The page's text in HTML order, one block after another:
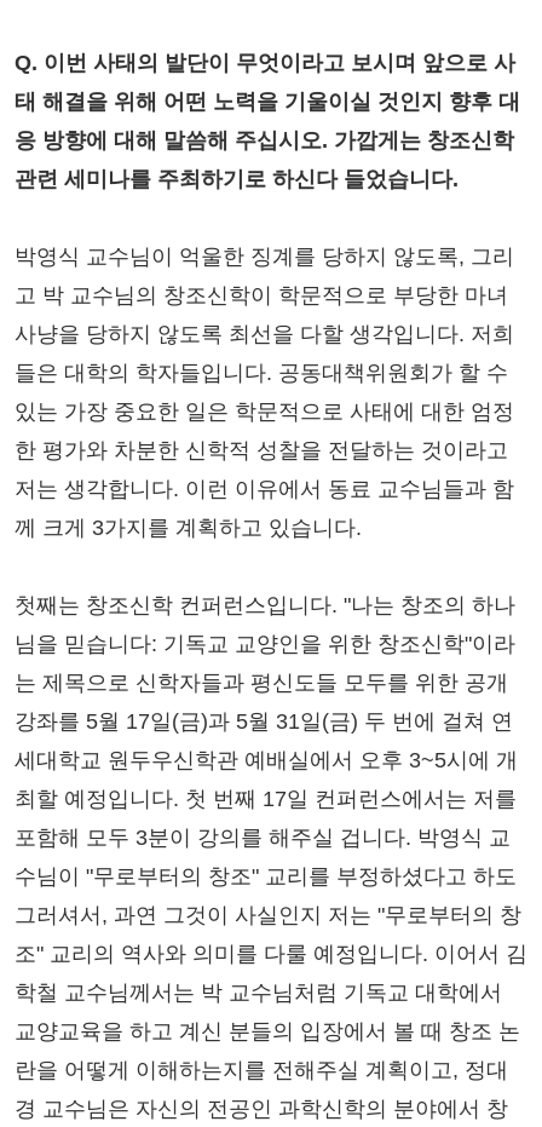
Q. 이번 사태의 발단이 무엇이라고 보시며 앞으로 사
태 해결을 위해 어떤 노력을 기울이실 것인지 향후 대
응 방향에 대해 말씀해 주십시오. 가깝게는 창조신학
관련 세미나를 주최하기로 하신다 들었습니다.
박영식 교수님이 억울한 징계를 당하지 않도록, 그리
고 박 교수님의 창조신학이 학문적으로 부당한 마녀
사냥을 당하지 않도록 최선을 다할 생각입니다. 저희
들은 대학의 학자들입니다. 공동대책위원회가 할 수
있는 가장 중요한 일은 학문적으로 사태에 대한 엄정
한 평가와 차분한 신학적 성찰을 전달하는 것이라고
저는 생각합니다. 이런 이유에서 동료 교수님들과 함
께 크게 3가지를 계획하고 있습니다.
첫째는 창조신학 컨퍼런스입니다. "나는 창조의 하나
님을 믿습니다: 기독교 교양인을 위한 창조신학"이라
는 제목으로 신학자들과 평신도들 모두를 위한 공개
강좌를 5월 17일(금)과 5월 31일(금) 두 번에 걸쳐 연
세대학교 원두우신학관 예배실에서 오후 3~5시에 개
최할 예정입니다. 첫 번째 17일 컨퍼런스에서는 저를
포함해 모두 3분이 강의를 해주실 겁니다. 박영식 교
수님이 "무로부터의 창조" 교리를 부정하셨다고 하도
그러셔서, 과연 그것이 사실인지 저는 "무로부터의 창
조" 교리의 역사와 의미를 다룰 예정입니다. 이어서 김
학철 교수님께서는 박 교수님처럼 기독교 대학에서
교양교육을 하고 계신 분들의 입장에서 볼 때 창조 논
란을 어떻게 이해하는지를 전해주실 계획이고, 정대
경 교수님은 자신의 전공인 과학신학의 분야에서 창